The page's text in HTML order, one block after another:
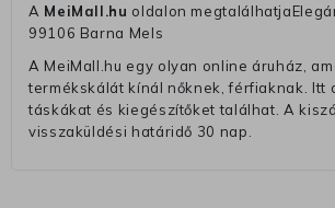
A MeiMall.hu oldalon
99106 Barna Mels
A MeiMall.hu egy olyan online áruház,
termékskálát kínál nőknek, férfiaknak. Itt
táskákat és kiegészítőket találhat. A
visszaküldési határidő 30 nap.